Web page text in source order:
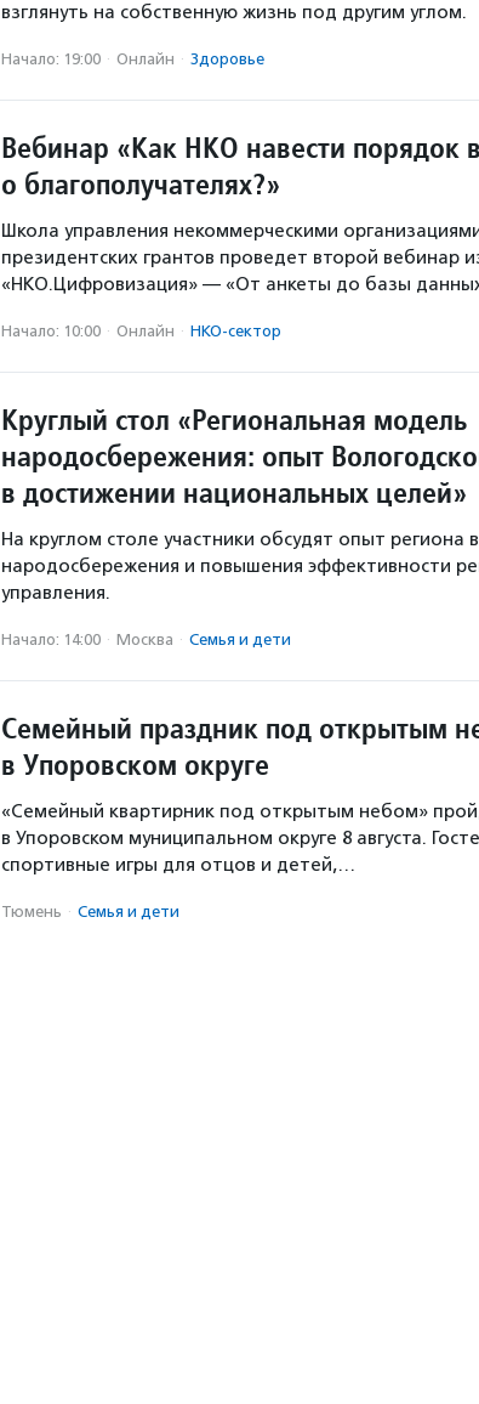
взглянуть на собственную жизнь под другим углом.
Начало: 19:00 · Онлайн · Здоровье
Вебинар «Как НКО навести порядок
о благополучателях?»
Школа управления некоммерческими
президентских грантов проведет второй вебинар
«НКО.Цифровизация» — «От анкеты до базы
Начало: 10:00 · Онлайн · НКО-сектор
Круглый стол «Региональная модель
народосбережения: опыт
в достижении национальных целей»
На круглом столе участники обсудят опыт региона
народосбережения и повышения эффективности
управления.
Начало: 14:00 · Москва · Семья и дети
Семейный праздник под открытым
в Упоровском округе
«Семейный квартирник под открытым небом»
в Упоровском муниципальном округе 8 августа.
спортивные игры для отцов и детей,…
Тюмень · Семья и дети